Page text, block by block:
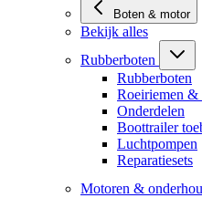
Boten & motor
Bekijk alles
Rubberboten
Rubberboten
Roeiriemen &
Onderdelen
Boottrailer
Luchtpompen
Reparatiesets
Motoren &